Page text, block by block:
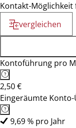
Kontakt-
vergleichen
Kontoführung pro
2,50 €
Eingeräumte
9,69 % pro Jahr